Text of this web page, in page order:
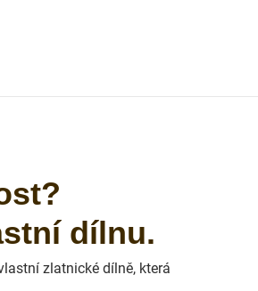
dílnu.
zlatnické dílně, která